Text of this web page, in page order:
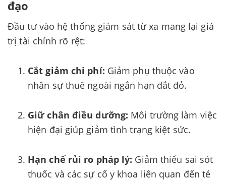
đạo
Đầu tư vào hệ thống giám sát từ xa mang lại giá
trị tài chính rõ rệt:
Cắt giảm chi phí: Giảm phụ thuộc vào
nhân sự thuê ngoài ngắn hạn đắt đỏ.
Giữ chân điều dưỡng: Môi trường làm việc
hiện đại giúp giảm tình trạng kiệt sức.
Hạn chế rủi ro pháp lý: Giảm thiểu sai sót
thuốc và các sự cố y khoa liên quan đến té